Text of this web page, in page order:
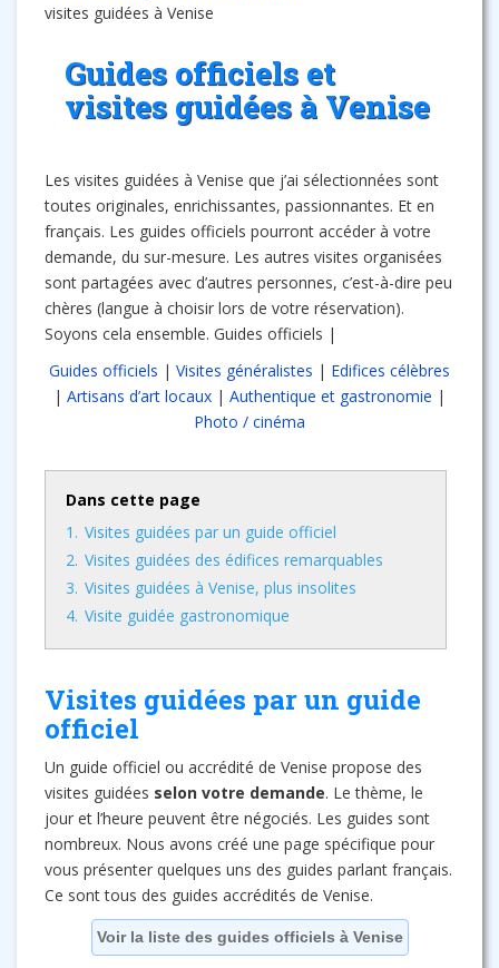
visites guidées à Venise
Guides officiels et
visites guidées à Venise
Les visites guidées à Venise que j’ai sélectionnées sont
toutes originales, enrichissantes, passionnantes. Et en
français. Les guides officiels pourront accéder à votre
demande, du sur-mesure. Les autres visites organisées
sont partagées avec d’autres personnes, c’est-à-dire peu
chères (langue à choisir lors de votre réservation).
Soyons cela ensemble. Guides officiels |
Guides officiels | Visites généralistes | Edifices célèbres
| Artisans d’art locaux | Authentique et gastronomie |
Photo / cinéma
Dans cette page
1. Visites guidées par un guide officiel
2. Visites guidées des édifices remarquables
3. Visites guidées à Venise, plus insolites
4. Visite guidée gastronomique
Visites guidées par un guide
officiel
Un guide officiel ou accrédité de Venise propose des
visites guidées selon votre demande. Le thème, le
jour et l’heure peuvent être négociés. Les guides sont
nombreux. Nous avons créé une page spécifique pour
vous présenter quelques uns des guides parlant français.
Ce sont tous des guides accrédités de Venise.
Voir la liste des guides officiels à Venise